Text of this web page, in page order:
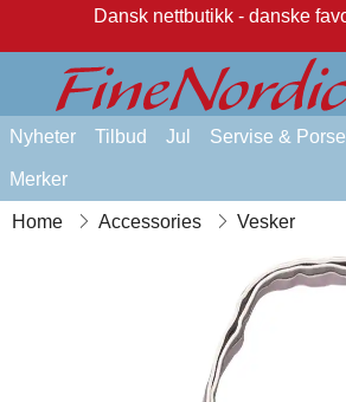
Dansk nettbutikk - danske
Nyheter Tilbud Jul Servise &
Merker
Home Accessories Vesker